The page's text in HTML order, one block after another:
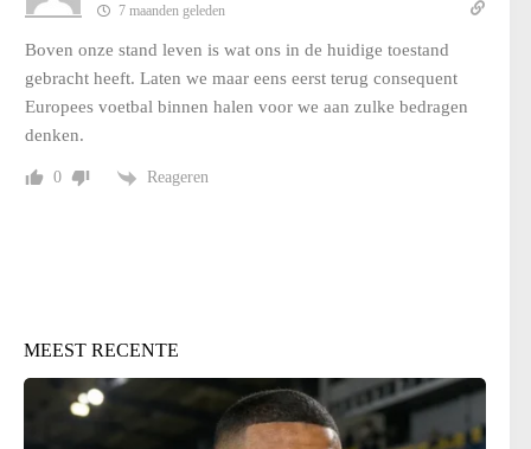
7 maanden geleden
Boven onze stand leven is wat ons in de huidige toestand
gebracht heeft. Laten we maar eens eerst terug consequent
Europees voetbal binnen halen voor we aan zulke bedragen
denken.
0 Reageren
MEEST RECENTE